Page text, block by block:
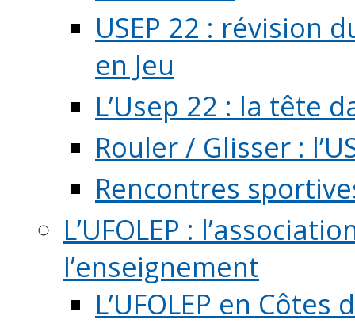
USEP 22 : révision
en Jeu
L’Usep 22 : la tête
Rouler / Glisser :
Rencontres
L’UFOLEP :
l’enseignement
L’UFOLEP en Côtes